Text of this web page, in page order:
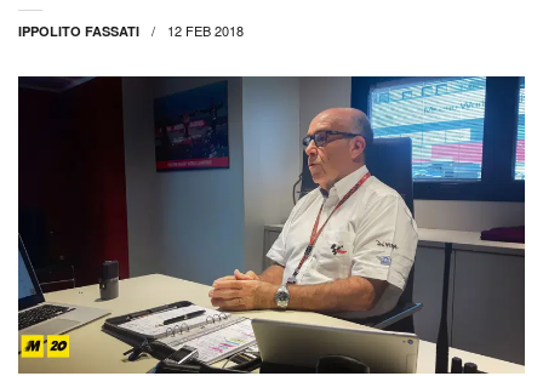
IPPOLITO FASSATI 12 FEB 2018